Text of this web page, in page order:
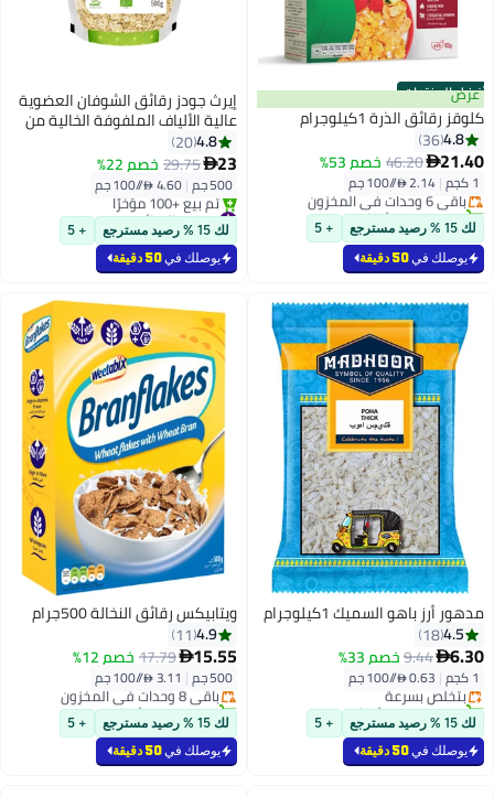
أفضل المنتجات
عرض
كلوقز رقائق الذرة 1كيلوجرام
4.8
36
21.40
46.20خصم 53%
1 كجم |
#1 في الرقائق
أقل سعر في السنة
باقي 6 وحدات في المخزون
تم بيع +80 مؤخرًا
#1 في الرقائقلك 15 % رصيد مسترجع + 5
يوصلك في50 دقيقة
إيرث جودز رقائق الشوفان العضوية
عالية الألياف الملفوفة الخالية من
الجلوتين 500جرام
4.8
20
23
29.75خصم 22%
500 جم |
#3 في الرقائق
باقي 10 وحدات في المخزون
تم بيع +100 مؤخرًا
#3 في الرقائق
لك 15 % رصيد مسترجع + 5
يوصلك في50 دقيقة
مدهور أرز باهو السميك 1كيلوجرام
4.5
18
6.30
9.44خصم 33%
1 كجم |
#2 في الرقائق
أقل سعر في 30 يوم
بتخلّص بسرعة
تم بيع +160 مؤخرًا
#2 في الرقائقلك 15 % رصيد مسترجع + 5
يوصلك في50 دقيقة
ويتابيكس رقائق النخالة 500جرام
4.9
11
15.55
17.79خصم 12%
500 جم |
#5 في الرقائق
أقل سعر في 7 يوم
باقي 8 وحدات في المخزون
تم بيع +50 مؤخرًا
#5 في الرقائقلك 15 % رصيد مسترجع + 5
يوصلك في50 دقيقة